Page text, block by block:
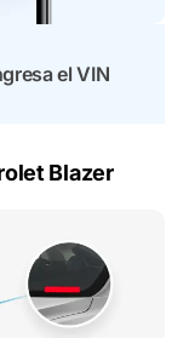
el VIN
Blazer